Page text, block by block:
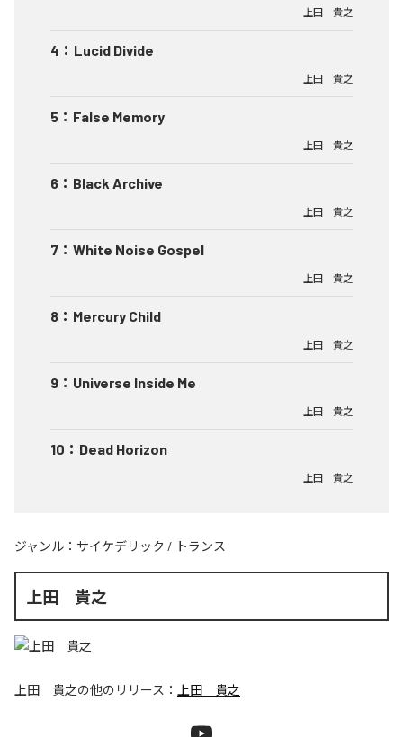
上田 貴之
4 ： Lucid Divide
上田 貴之
5 ： False Memory
上田 貴之
6 ： Black Archive
上田 貴之
7 ： White Noise Gospel
上田 貴之
8 ： Mercury Child
上田 貴之
9 ： Universe Inside Me
上田 貴之
10 ： Dead Horizon
上田 貴之
ジャンル： サイケデリック / トランス
上田 貴之
上田 貴之の他のリリース： 上田 貴之